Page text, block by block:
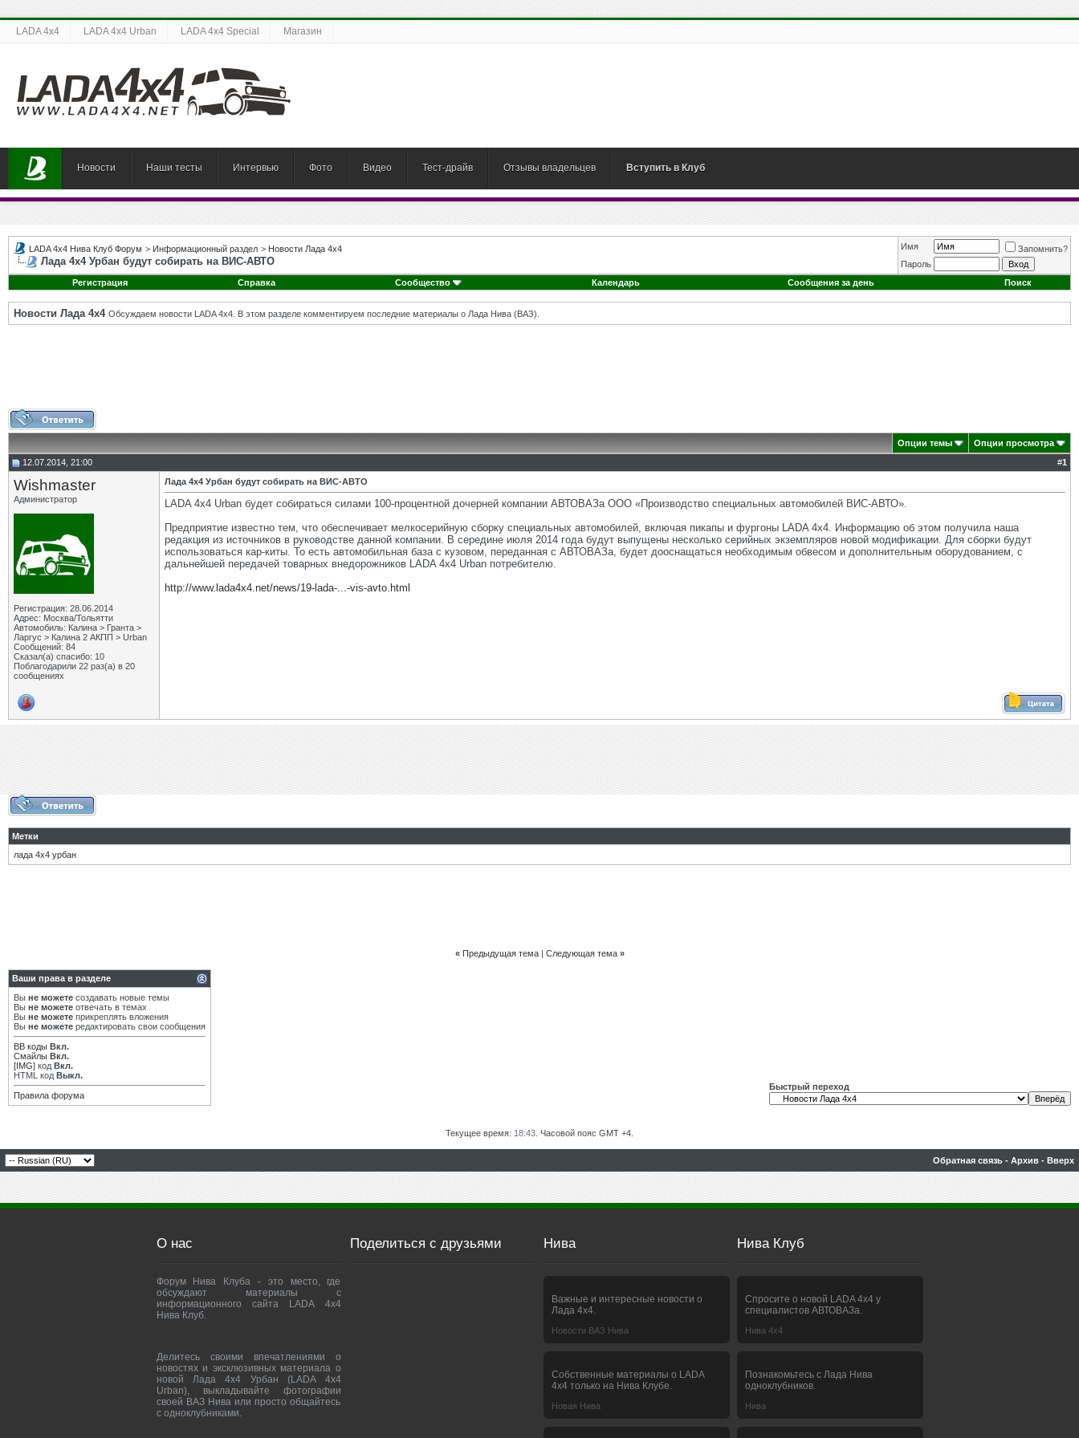
LADA 4x4 LADA 4x4 Urban LADA 4x4 Special Магазин
Новости Наши тесты Интервью Фото Видео Тест-драйв Отзывы владельцев Вступить в Клуб
LADA 4x4 Нива Клуб Форум > Информационный раздел > Новости Лада 4х4
Лада 4х4 Урбан будут собирать на ВИС-АВТО
Имя
Запомнить?
Пароль
Регистрация
Справка Сообщество Календарь Сообщения за день Поиск
Новости Лада 4х4 Обсуждаем новости LADA 4x4. В этом разделе комментируем последние материалы о Лада Нива (ВАЗ).
Опции темы
Опции просмотра
12.07.2014, 21:00
#1
Wishmaster
Администратор
Регистрация: 28.06.2014
Адрес: Москва/Тольятти
Автомобиль: Калина > Гранта >
Ларгус > Калина 2 АКПП > Urban
Сообщений: 84
Сказал(а) спасибо: 10
Поблагодарили 22 раз(а) в 20
сообщениях
Лада 4х4 Урбан будут собирать на ВИС-АВТО
LADA 4x4 Urban будет собираться силами 100-процентной дочерней компании АВТОВАЗа ООО «Производство специальных автомобилей ВИС-АВТО».
Предприятие известно тем, что обеспечивает мелкосерийную сборку специальных автомобилей, включая пикапы и фургоны LADA 4x4. Информацию об этом получила наша
редакция из источников в руководстве данной компании. В середине июля 2014 года будут выпущены несколько серийных экземпляров новой модификации. Для сборки будут
использоваться кар-киты. То есть автомобильная база с кузовом, переданная с АВТОВАЗа, будет дооснащаться необходимым обвесом и дополнительным оборудованием, с
дальнейшей передачей товарных внедорожников LADA 4x4 Urban потребителю.
http://www.lada4x4.net/news/19-lada-...-vis-avto.html
Метки
лада 4х4 урбан
« Предыдущая тема| Следующая тема »
Ваши права в разделе
Вы не можете создавать новые темы
Вы не можете отвечать в темах
Вы не можете прикреплять вложения
Вы не можете редактировать свои сообщения
BB коды Вкл.
Смайлы Вкл.
[IMG] код Вкл.
HTML код Выкл.
Правила форума
Быстрый переход
Текущее время: 18:43 . Часовой пояс GMT +4.
Обратная связь - Архив - Вверх
О нас
Форум Нива Клуба - это место, где
обсуждают материалы с
информационного сайта LADA 4x4
Нива Клуб.
Делитесь своими впечатлениями о
новостях и эксклюзивных материала о
новой Лада 4х4 Урбан (LADA 4x4
Urban), выкладывайте фотографии
своей ВАЗ Нива или просто общайтесь
с одноклубниками.
Поделиться с друзьями Нива
Важные и интересные новости о
Лада 4х4.
Новости ВАЗ Нива
Собственные материалы о LADA
4x4 только на Нива Клубе.
Новая Нива
Нива Клуб
Спросите о новой LADA 4x4 у
специалистов АВТОВАЗа.
Нива 4х4
Познакомьтесь с Лада Нива
одноклубников.
Нива